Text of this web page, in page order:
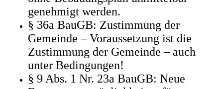
genehmigt werden.
§ 36a BauGB: Zustimmung der
Gemeinde – Voraussetzung ist die
Zustimmung der Gemeinde – auch
unter Bedingungen!
§ 9 Abs. 1 Nr. 23a BauGB: Neue